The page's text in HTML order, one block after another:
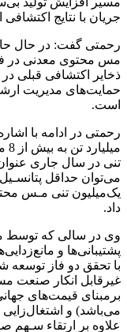
جریان با نتایج
مس محتوی معدنی در
ذخایر اکتشافی قبلی
حمایت‌های مدیریت
است.
تنی در سال جاری
می‌توان حداقل
یک‌میلیون تنی مـس
داد.
وی در سالی که توسط
پشتیبانی‌ها و
با تحقق دو فاز توسعه